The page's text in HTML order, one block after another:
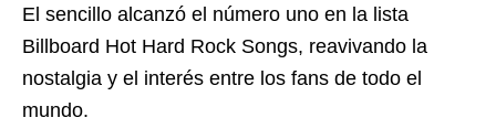
El sencillo alcanzó el número uno en la lista
Billboard Hot Hard Rock Songs, reavivando la
nostalgia y el interés entre los fans de todo el
mundo.